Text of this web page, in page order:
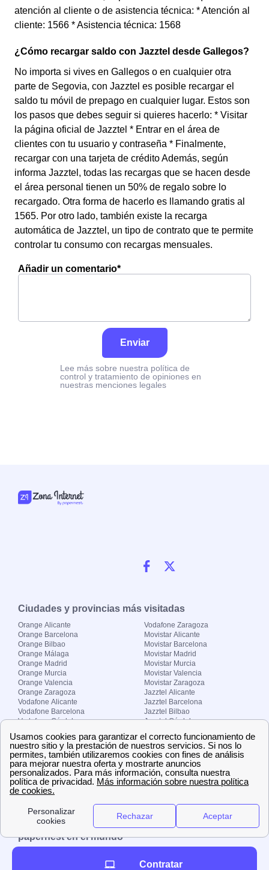
atención al cliente o de asistencia técnica: * Atención al
cliente: 1566 * Asistencia técnica: 1568
¿Cómo recargar saldo con Jazztel desde Gallegos?
No importa si vives en Gallegos o en cualquier otra
parte de Segovia, con Jazztel es posible recargar el
saldo tu móvil de prepago en cualquier lugar. Estos son
los pasos que debes seguir si quieres hacerlo: * Visitar
la página oficial de Jazztel * Entrar en el área de
clientes con tu usuario y contraseña * Finalmente,
recargar con una tarjeta de crédito Además, según
informa Jazztel, todas las recargas que se hacen desde
el área personal tienen un 50% de regalo sobre lo
recargado. Otra forma de hacerlo es llamando gratis al
1565. Por otro lado, también existe la recarga
automática de Jazztel, un tipo de contrato que te permite
controlar tu consumo con recargas mensuales.
Añadir un comentario*
Enviar
Lee más sobre nuestra política de
control y tratamiento de opiniones en
nuestras menciones legales
Ciudades y provincias más visitadas
Orange Alicante
Orange Barcelona
Orange Bilbao
Orange Málaga
Orange Madrid
Orange Murcia
Orange Valencia
Orange Zaragoza
Vodafone Alicante
Vodafone Barcelona
Vodafone Córdoba
Vodafone Madrid
Vodafone Murcia
Vodafone Valencia
Vodafone Zaragoza
Movistar Alicante
Movistar Barcelona
Movistar Madrid
Movistar Murcia
Movistar Valencia
Movistar Zaragoza
Jazztel Alicante
Jazztel Barcelona
Jazztel Bilbao
Jazztel Córdoba
Jazztel Málaga
Jazztel Valencia
Jazztel Zaragoza
Sobre Zona-internet.com
¿Quiénes somos?
El grupo papernest
Aviso legal Nuestras ofertas de trabajo
papernest en el mundo
Reino Unido
Contratar